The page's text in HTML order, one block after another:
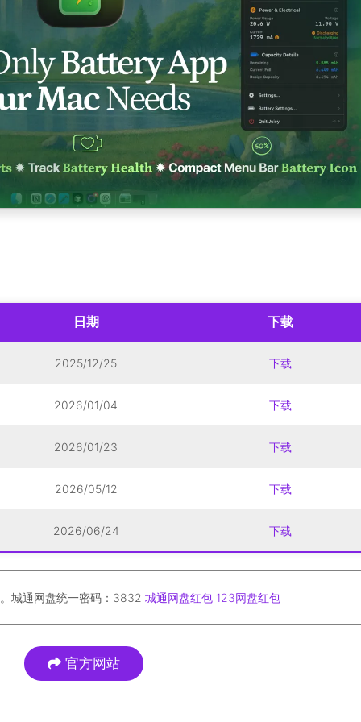
日期 下载
2025/12/25 下载
2026/01/04 下载
2026/01/23 下载
2026/05/12 下载
2026/06/24 下载
城通网盘统一密码：3832 城通网盘红包 123网盘红包
官方网站